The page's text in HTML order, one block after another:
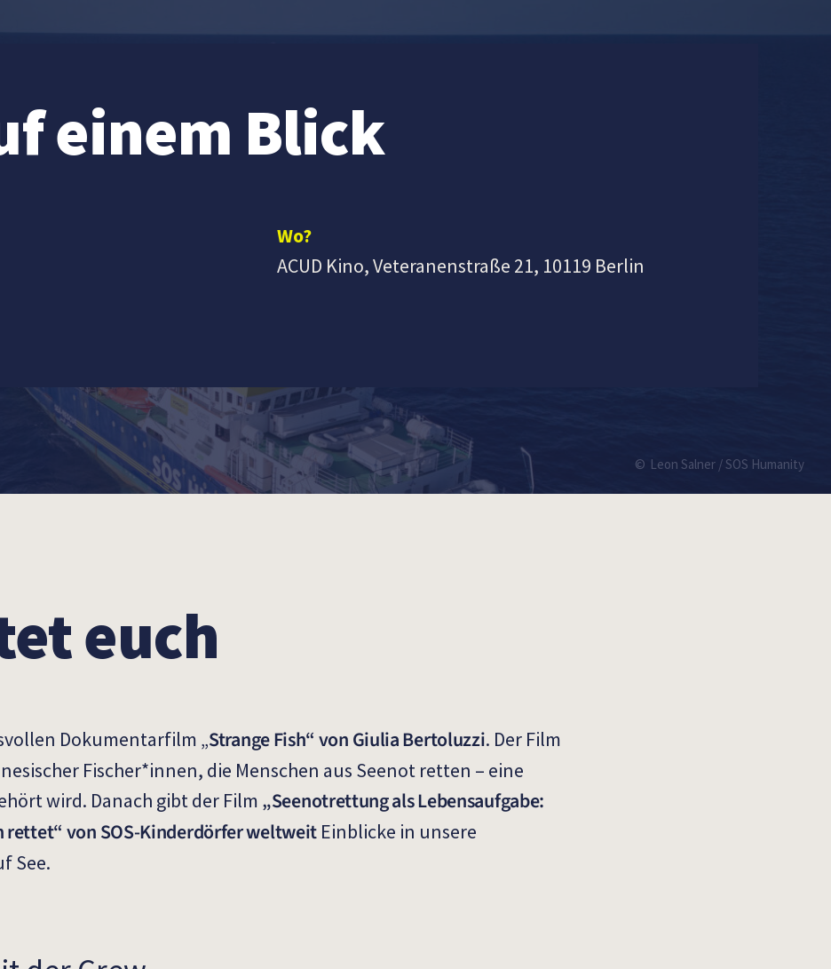
Leon Salner / SOS Humanity
einem Blick
Wo?
ACUD Kino, Veteranenstraße 21, 10119 Berlin
euch
Dokumentarfilm „Strange Fish“ von Giulia Bertoluzzi. Der Film
Fischer*innen, die Menschen aus Seenot retten – eine
wird. Danach gibt der Film „Seenotrettung als Lebensaufgabe:
rettet“ von SOS-Kinderdörfer weltweit Einblicke in unsere
See.